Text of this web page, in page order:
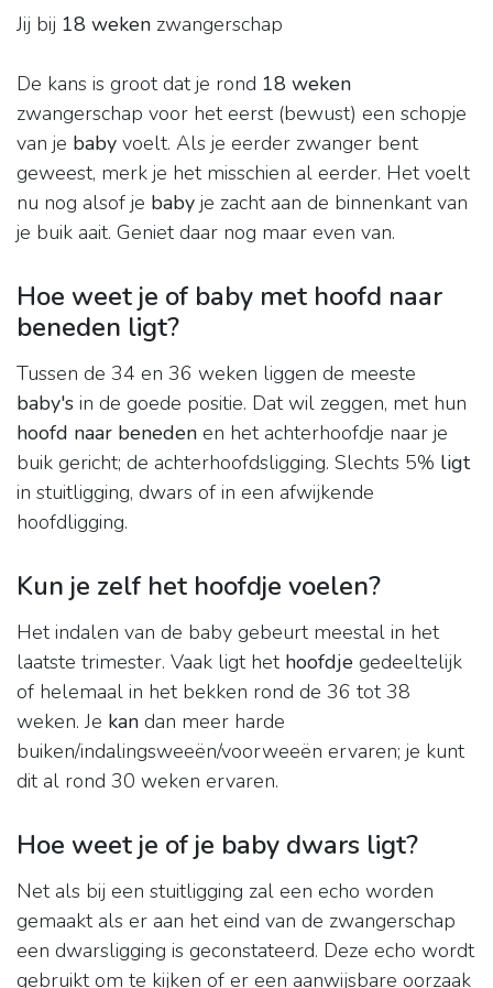
Jij bij 18 weken zwangerschap
De kans is groot dat je rond 18 weken
zwangerschap voor het eerst (bewust) een schopje
van je baby voelt. Als je eerder zwanger bent
geweest, merk je het misschien al eerder. Het voelt
nu nog alsof je baby je zacht aan de binnenkant van
je buik aait. Geniet daar nog maar even van.
Hoe weet je of baby met hoofd naar
beneden ligt?
Tussen de 34 en 36 weken liggen de meeste
baby's in de goede positie. Dat wil zeggen, met hun
hoofd naar beneden en het achterhoofdje naar je
buik gericht; de achterhoofdsligging. Slechts 5% ligt
in stuitligging, dwars of in een afwijkende
hoofdligging.
Kun je zelf het hoofdje voelen?
Het indalen van de baby gebeurt meestal in het
laatste trimester. Vaak ligt het hoofdje gedeeltelijk
of helemaal in het bekken rond de 36 tot 38
weken. Je kan dan meer harde
buiken/indalingsweeën/voorweeën ervaren; je kunt
dit al rond 30 weken ervaren.
Hoe weet je of je baby dwars ligt?
Net als bij een stuitligging zal een echo worden
gemaakt als er aan het eind van de zwangerschap
een dwarsligging is geconstateerd. Deze echo wordt
gebruikt om te kijken of er een aanwijsbare oorzaak